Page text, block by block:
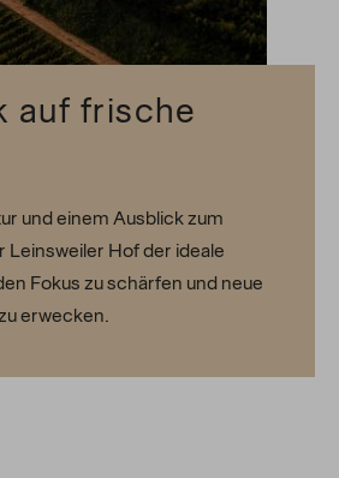
auf frische
und einem Ausblick zum
Leinsweiler Hof der ideale
Fokus zu schärfen und neue
erwecken.